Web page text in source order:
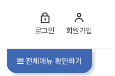
로그인 회원가입
전체메뉴 확인하기